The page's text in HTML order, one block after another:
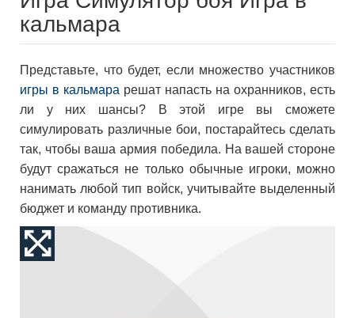
кальмара
Представьте, что будет, если множество участников
игры в кальмара решат напасть на охранников, есть
ли у них шансы? В этой игре вы сможете
симулировать различные бои, постарайтесь сделать
так, чтобы ваша армия победила. На вашей стороне
будут сражаться не только обычные игроки, можно
нанимать любой тип войск, учитывайте выделенный
бюджет и команду противника.